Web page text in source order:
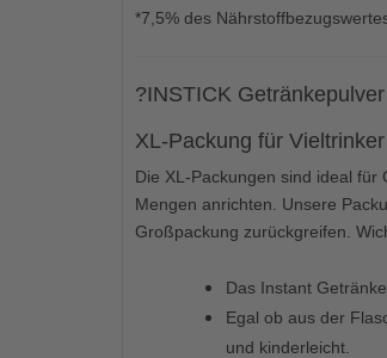
*7,5% des
?INSTICK
XL-Packung für
Die XL-Packungen sind ideal
Mengen anrichten. Unsere
Großpackung zurückgreifen.
Das Instant
Egal ob aus der
und kinderleicht.